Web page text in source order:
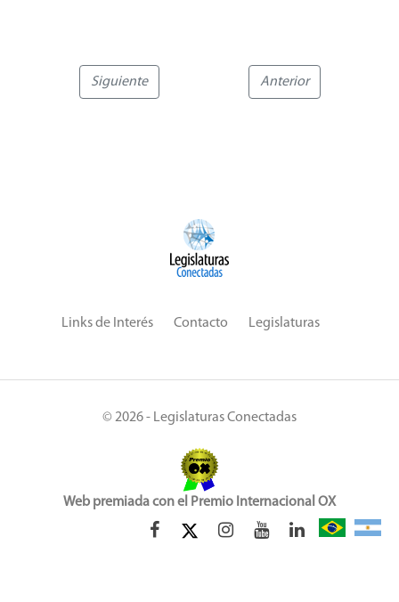
Siguiente Anterior
Links de Interés Contacto Legislaturas
© 2026 - Legislaturas Conectadas
Web premiada con el Premio Internacional OX